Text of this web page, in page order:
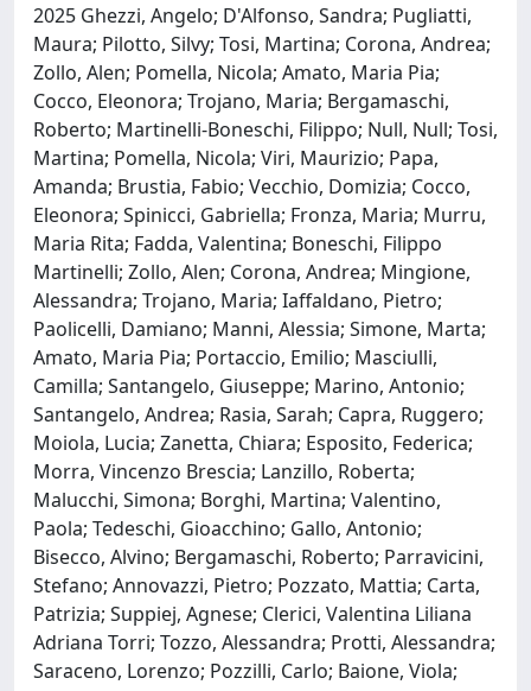
2025 Ghezzi, Angelo; D'Alfonso, Sandra; Pugliatti,
Maura; Pilotto, Silvy; Tosi, Martina; Corona, Andrea;
Zollo, Alen; Pomella, Nicola; Amato, Maria Pia;
Cocco, Eleonora; Trojano, Maria; Bergamaschi,
Roberto; Martinelli-Boneschi, Filippo; Null, Null; Tosi,
Martina; Pomella, Nicola; Viri, Maurizio; Papa,
Amanda; Brustia, Fabio; Vecchio, Domizia; Cocco,
Eleonora; Spinicci, Gabriella; Fronza, Maria; Murru,
Maria Rita; Fadda, Valentina; Boneschi, Filippo
Martinelli; Zollo, Alen; Corona, Andrea; Mingione,
Alessandra; Trojano, Maria; Iaffaldano, Pietro;
Paolicelli, Damiano; Manni, Alessia; Simone, Marta;
Amato, Maria Pia; Portaccio, Emilio; Masciulli,
Camilla; Santangelo, Giuseppe; Marino, Antonio;
Santangelo, Andrea; Rasia, Sarah; Capra, Ruggero;
Moiola, Lucia; Zanetta, Chiara; Esposito, Federica;
Morra, Vincenzo Brescia; Lanzillo, Roberta;
Malucchi, Simona; Borghi, Martina; Valentino,
Paola; Tedeschi, Gioacchino; Gallo, Antonio;
Bisecco, Alvino; Bergamaschi, Roberto; Parravicini,
Stefano; Annovazzi, Pietro; Pozzato, Mattia; Carta,
Patrizia; Suppiej, Agnese; Clerici, Valentina Liliana
Adriana Torri; Tozzo, Alessandra; Protti, Alessandra;
Saraceno, Lorenzo; Pozzilli, Carlo; Baione, Viola;